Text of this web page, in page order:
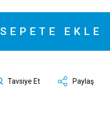
SEPETE EKLE
Tavsiye Et Paylaş